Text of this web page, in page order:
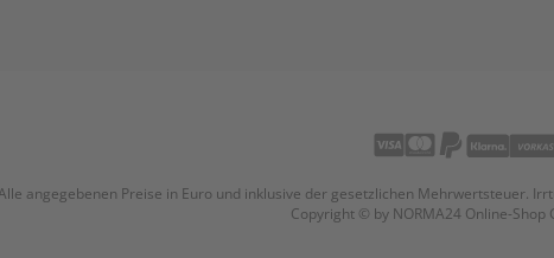
angegebenen Preise in Euro und inklusive der gesetzlichen Mehrwertsteuer.
Copyright © by NORMA24 Online-Shop